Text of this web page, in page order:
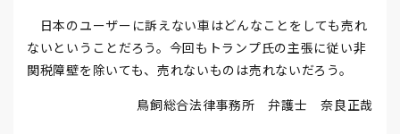
日本のユーザーに訴えない車はどんなことをしても売れ
ないということだろう。今回もトランプ氏の主張に従い非
関税障壁を除いても、売れないものは売れないだろう。
鳥飼総合法律事務所 弁護士 奈良正哉